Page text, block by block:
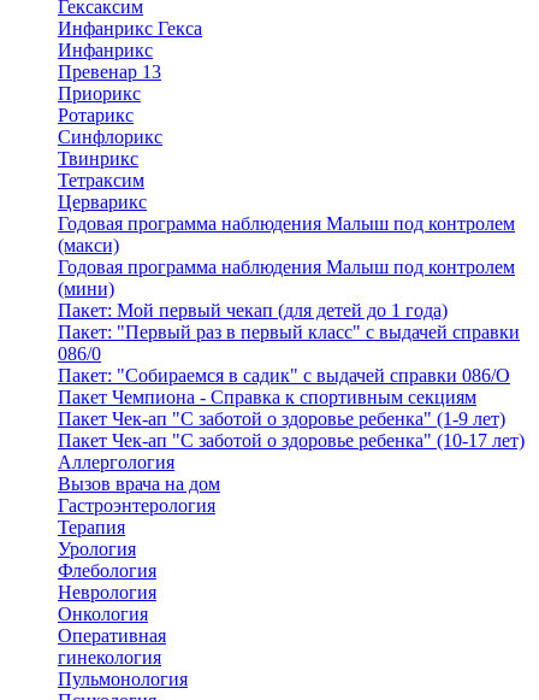
Гексаксим
Инфанрикс Гекса
Инфанрикс
Превенар 13
Приорикс
Ротарикс
Синфлорикс
Твинрикс
Тетраксим
Церварикс
Годовая программа наблюдения Малыш под контролем
(макси)
Годовая программа наблюдения Малыш под контролем
(мини)
Пакет: Мой первый чекап (для детей до 1 года)
Пакет: "Первый раз в первый класс" с выдачей справки
086/0
Пакет: "Собираемся в садик" с выдачей справки 086/О
Пакет Чемпиона - Справка к спортивным секциям
Пакет Чек-ап "С заботой о здоровье ребенка" (1-9 лет)
Пакет Чек-ап "С заботой о здоровье ребенка" (10-17 лет)
Аллергология
Вызов врача на дом
Гастроэнтерология
Терапия
Урология
Флебология
Неврология
Онкология
Оперативная
гинекология
Пульмонология